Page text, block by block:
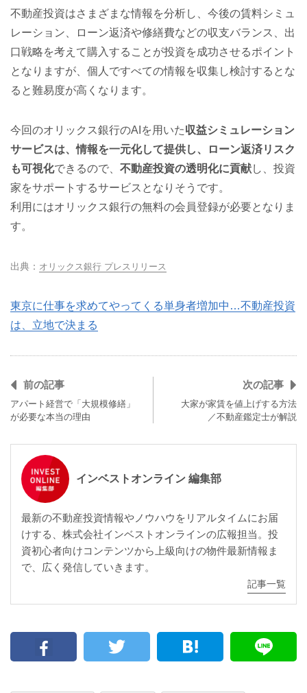
不動産投資はさまざまな情報を分析し、今後の賃料シミュ
レーション、ローン返済や修繕費などの収支バランス、出
口戦略を考えて購入することが投資を成功させるポイント
となりますが、個人ですべての情報を収集し検討するとな
ると難易度が高くなります。
今回のオリックス銀行のAIを用いた収益シミュレーション
サービスは、情報を一元化して提供し、ローン返済リスク
も可視化できるので、 不動産投資の透明化に貢献し、投資
家をサポートするサービスとなりそうです。
利用にはオリックス銀行の無料の会員登録が必要となりま
す。
オリックス銀行 プレスリリース
東京に仕事を求めてやってくる単身者増加中…不動産投資
は、立地で決まる
前の記事
アパート経営で「大規模修繕」
が必要な本当の理由
次の記事
大家が家賃を値上げする方法
／不動産鑑定士が解説
インベストオンライン 編集部
最新の不動産投資情報やノウハウをリアルタイムにお届
けする、株式会社インベストオンラインの広報担当。投
資初心者向けコンテンツから上級向けの物件最新情報ま
で、広く発信していきます。
記事一覧